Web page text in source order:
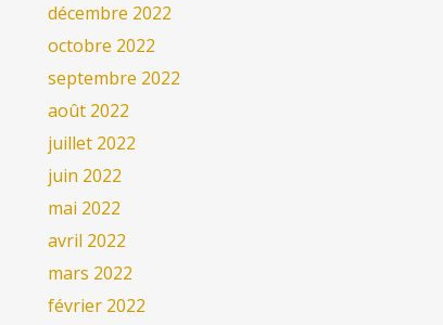
décembre 2022
octobre 2022
septembre 2022
août 2022
juillet 2022
juin 2022
mai 2022
avril 2022
mars 2022
février 2022